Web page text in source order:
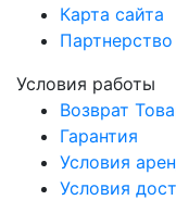
Карта сайта
Партнерство
Условия работы
Возврат
Гарантия
Условия
Условия